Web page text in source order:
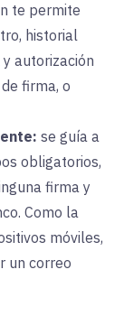
te permite
historial
autorización
firma, o
se guía a
obligatorios,
firma y
Como la
móviles,
un correo